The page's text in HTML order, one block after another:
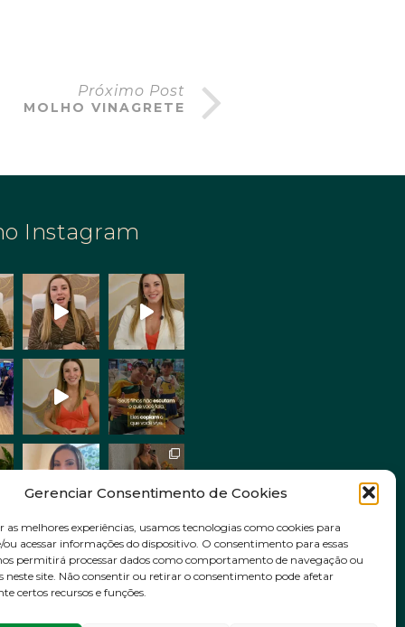
Gerenciar Consentimento de Cookies
as melhores experiências, usamos tecnologias como cookies para
acessar informações do dispositivo. O consentimento para essas
permitirá processar dados como comportamento de navegação ou
neste site. Não consentir ou retirar o consentimento pode afetar
certos recursos e funções.
Próximo Post
MOLHO VINAGRETE
Instagram
Siga no Instagram